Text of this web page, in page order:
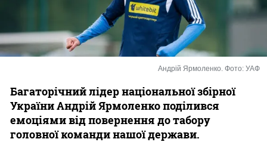
Казино
Андрій Ярмоленко. Фото: УАФ
Багаторічний лідер національної збірної
України Андрій Ярмоленко поділився
емоціями від повернення до табору
головної команди нашої держави.